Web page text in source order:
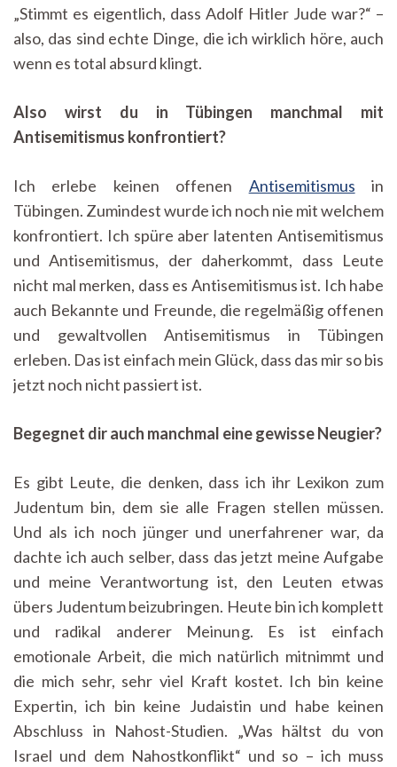
„Stimmt es eigentlich, dass Adolf Hitler Jude war?“ –
also, das sind echte Dinge, die ich wirklich höre, auch
wenn es total absurd klingt.
Also wirst du in Tübingen manchmal mit
Antisemitismus konfrontiert?
Ich erlebe keinen offenen Antisemitismus in
Tübingen. Zumindest wurde ich noch nie mit welchem
konfrontiert. Ich spüre aber latenten Antisemitismus
und Antisemitismus, der daherkommt, dass Leute
nicht mal merken, dass es Antisemitismus ist. Ich habe
auch Bekannte und Freunde, die regelmäßig offenen
und gewaltvollen Antisemitismus in Tübingen
erleben. Das ist einfach mein Glück, dass das mir so bis
jetzt noch nicht passiert ist.
Begegnet dir auch manchmal eine gewisse Neugier?
Es gibt Leute, die denken, dass ich ihr Lexikon zum
Judentum bin, dem sie alle Fragen stellen müssen.
Und als ich noch jünger und unerfahrener war, da
dachte ich auch selber, dass das jetzt meine Aufgabe
und meine Verantwortung ist, den Leuten etwas
übers Judentum beizubringen. Heute bin ich komplett
und radikal anderer Meinung. Es ist einfach
emotionale Arbeit, die mich natürlich mitnimmt und
die mich sehr, sehr viel Kraft kostet. Ich bin keine
Expertin, ich bin keine Judaistin und habe keinen
Abschluss in Nahost-Studien. „Was hältst du von
Israel und dem Nahostkonflikt“ und so – ich muss